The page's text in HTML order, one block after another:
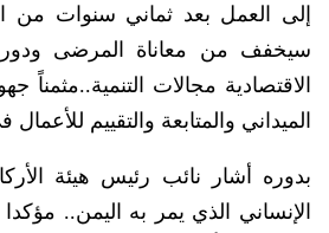
إلى العمل بعد ثماني سنوات من
سيخفف من معاناة المرضى
الاقتصادية مجالات التنمية..مثمناً
الميداني والمتابعة والتقييم
بدوره أشار نائب رئيس هيئة
الإنساني الذي يمر به اليمن..